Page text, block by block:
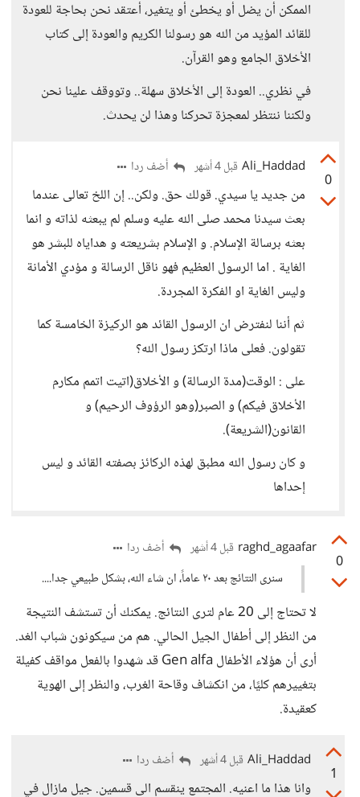
الممكن أن يضل أو يخطئ أو يتغير، أعتقد نحن بحاجة للعودة
للقائد المؤيد من الله هو رسولنا الكريم والعودة إلى كتاب
الأخلاق الجامع وهو القرآن.
في نظري.. العودة إلى الأخلاق سهلة.. وتووقف علينا نحن
ولكننا ننتظر لمعجزة تحركنا وهذا لن يحدث.
0
Ali_Haddad قبل 4 أشهر أضف ردا
من جديد يا سيدي. قولك حق. ولكن.. إن اللخ تعالى عندما
بعث سيدنا محمد صلى الله عليه وسلم لم يبعثه لذاته و انما
بعثه برسالة الإسلام. و الإسلام بشريعته و هداياه للبشر هو
الغاية . اما الرسول العظيم فهو ناقل الرسالة و مؤدي الأمانة
وليس الغاية او الفكرة المجردة.
ثم أننا لنفترض ان الرسول القائد هو الركيزة الخامسة كما
تقولون. فعلى ماذا ارتكز رسول الله؟
على : الوقت(مدة الرسالة) و الأخلاق(اتيت اتمم مكارم
الأخلاق فيكم) و الصبر(وهو الرؤوف الرحيم) و
القانون(الشريعة).
و كان رسول الله مطبق لهذه الركائز بصفته القائد و ليس
إحداها
0
raghd_agaafar قبل 4 أشهر
أضف ردا
سنرى النتائج بعد ٢٠ عاماً، ان شاء الله، بشكل طبيعي جدا....
لا تحتاج إلى 20 عام لترى النتائج. يمكنك أن تستشف النتيجة
من النظر إلى أطفال الجيل الحالي. هم من سيكونون شباب الغد.
أرى أن هؤلاء الأطفال Gen alfa قد شهدوا بالفعل مواقف كفيلة
بتغييرهم كليًا، من انكشاف وقاحة الغرب، والنظر إلى الهوية
كعقيدة.
1
Ali_Haddad قبل 4 أشهر أضف ردا
وانا هذا ما اعنيه. المجتمع ينقسم الى قسمين. جيل مازال في